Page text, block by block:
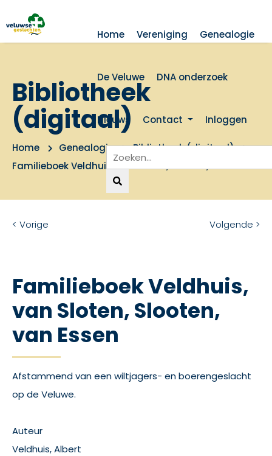
Home Vereniging Genealogie
De Veluwe DNA onderzoek
Nieuws Contact Inloggen
Bibliotheek
(digitaal)
Home Genealogie
Bibliotheek (digitaal)
Familieboek Veldhuis, van Sloten, Slooten, van Essen
< Vorige Volgende >
Familieboek Veldhuis,
van Sloten, Slooten,
van Essen
Afstammend van een wiltjagers- en boerengeslacht
op de Veluwe.
Auteur
Veldhuis, Albert